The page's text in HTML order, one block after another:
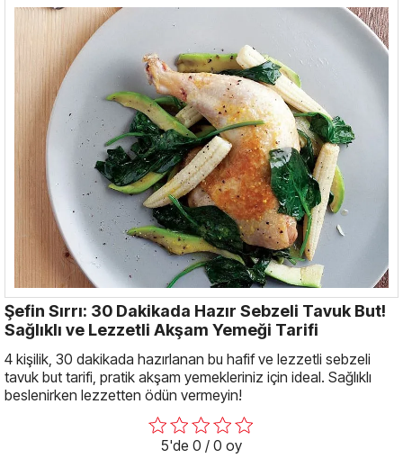
Şefin Sırrı: 30 Dakikada Hazır Sebzeli Tavuk But!
Sağlıklı ve Lezzetli Akşam Yemeği Tarifi
4 kişilik, 30 dakikada hazırlanan bu hafif ve lezzetli sebzeli
tavuk but tarifi, pratik akşam yemekleriniz için ideal. Sağlıklı
beslenirken lezzetten ödün vermeyin!
5'de 0 / 0 oy